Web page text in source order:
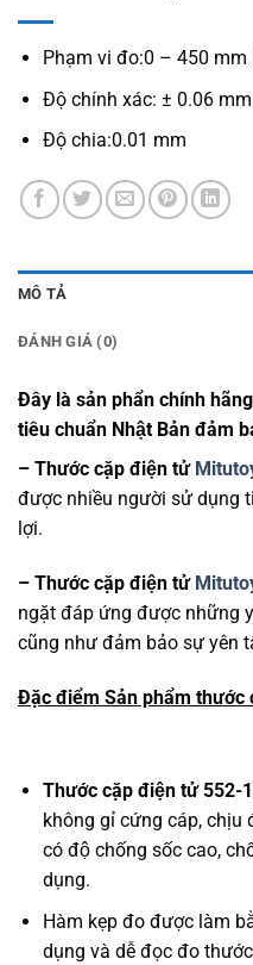
Phạm vi đo:0 – 450
Độ chính xác: ± 0.06 mm
Độ chia:0.01 mm
MÔ TẢ
ĐÁNH GIÁ (0)
Đây là sản phẩn chính
tiêu chuẩn Nhật Bản đảm
– Thước cặp điện tử
được nhiều người sử dụng
lợi.
– Thước cặp điện tử
ngặt đáp ứng được những
cũng như đảm bảo sự yên
Đặc điểm Sản phẩm thước
Thước cặp điện tử 552-
không gỉ cứng cáp, chịu
có độ chống sốc cao,
dụng.
Hàm kẹp đo được làm
dụng và dễ đọc đo